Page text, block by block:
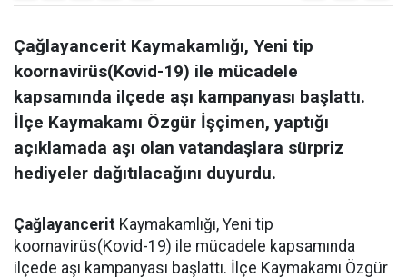
Çağlayancerit Kaymakamlığı, Yeni tip
koornavirüs(Kovid-19) ile mücadele
kapsamında ilçede aşı kampanyası başlattı.
İlçe Kaymakamı Özgür İşçimen, yaptığı
açıklamada aşı olan vatandaşlara sürpriz
hediyeler dağıtılacağını duyurdu.
Çağlayancerit Kaymakamlığı, Yeni tip
koornavirüs(Kovid-19) ile mücadele kapsamında
ilçede aşı kampanyası başlattı. İlçe Kaymakamı Özgür